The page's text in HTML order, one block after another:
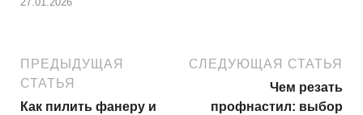
ПРЕДЫДУЩАЯ
СТАТЬЯ
Как пилить фанеру и
СЛЕДУЮЩАЯ СТАТЬЯ
Чем резать
профнастил: выбор